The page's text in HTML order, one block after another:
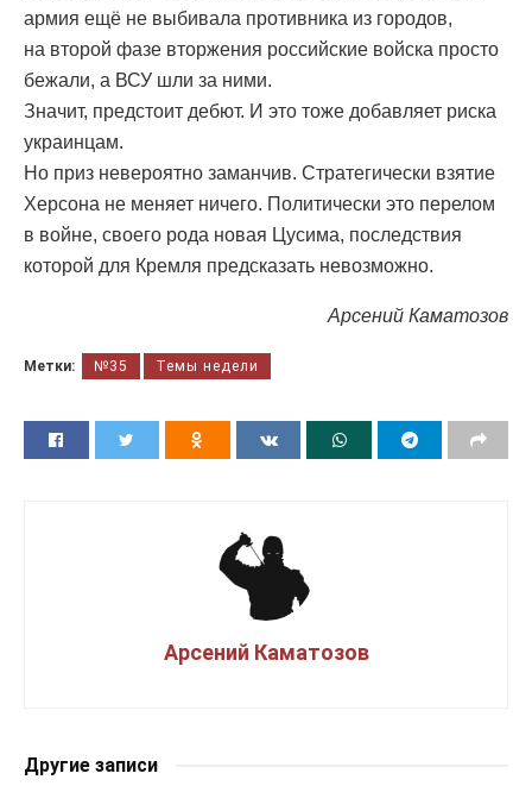
армия ещё не выбивала противника из городов,
на второй фазе вторжения российские войска просто
бежали, а ВСУ шли за ними.
Значит, предстоит дебют. И это тоже добавляет риска
украинцам.
Но приз невероятно заманчив. Стратегически взятие
Херсона не меняет ничего. Политически это перелом
в войне, своего рода новая Цусима, последствия
которой для Кремля предсказать невозможно.
Арсений Каматозов
Метки: №35 Темы недели
Арсений Каматозов
Другие записи